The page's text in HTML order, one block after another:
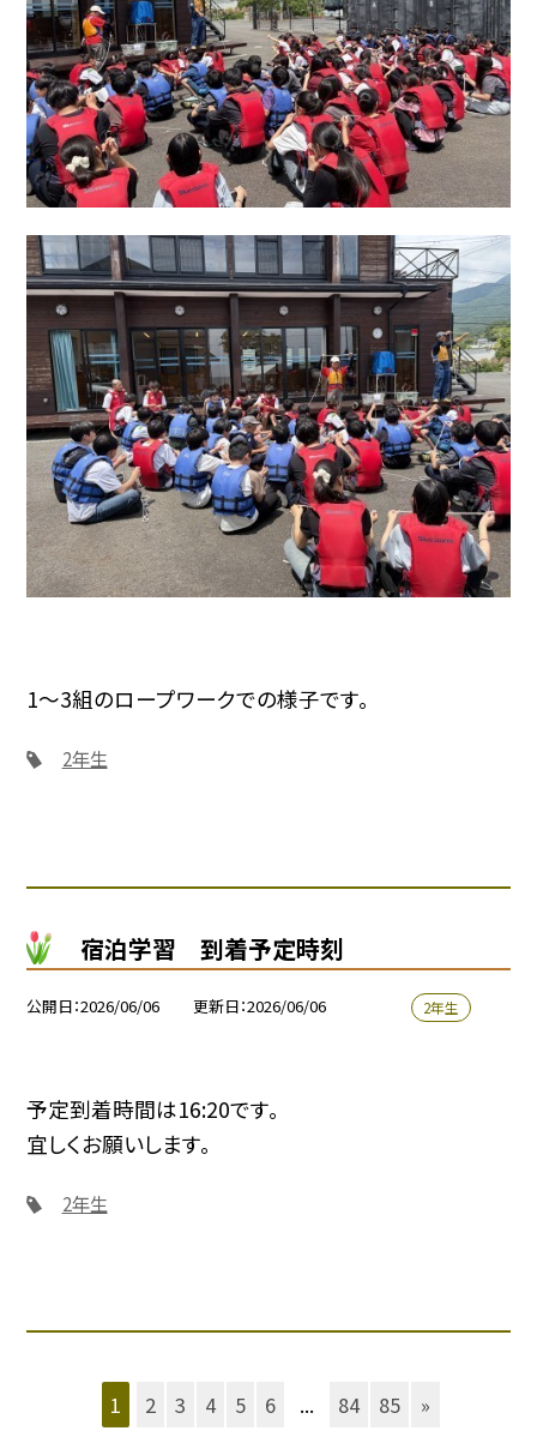
1〜3組のロープワークでの様子です。
2年生
宿泊学習 到着予定時刻
公開日 2026/06/06 更新日 2026/06/06 2年生
予定到着時間は16:20です。
宜しくお願いします。
2年生
1 2 3 4 5 6 ... 84 85 »